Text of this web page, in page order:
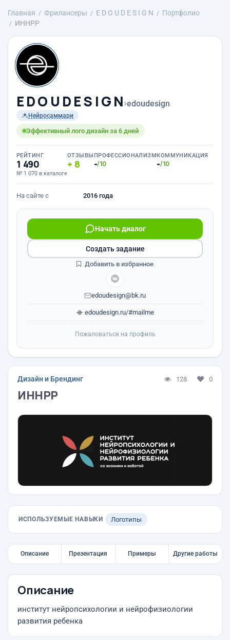
Главная Фрилансеры E D O U D E S I G N
Портфолио
ИННРР
E D O U D E S I G N›edoudesign
Нейросаммари
Эффективный лого дизайн за 6 дней
РЕЙТИНГ
1 490
№ 1 070 в каталоге
ОТЗЫВЫ
8
ПРОФЕССИОНАЛИЗМ
-/10
КОММУНИКАЦИЯ
-/10
На сайте с 2016 года
Начать диалог
edoudesign@bk.ru
edoudesign.ru/#mailme
Создать задание
Добавить в избранное
Пожаловаться на профиль
Дизайн и Брендинг 128 0
ИННРР
ИСПОЛЬЗУЕМЫЕ НАВЫКИ Логотипы
Описание Презентация Примеры Другие работы
Описание
институт нейропсихологии и нейрофизиологии
развития ребенка